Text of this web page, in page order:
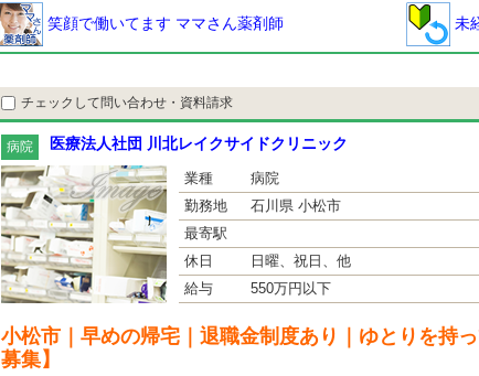
笑顔で働いてます ママさん薬剤師 未
チェックして問い合わせ・資料請求
病院 医療法人社団 川北レイクサイドクリニック
業種
病院
勤務地
石川県 小松市
最寄駅
休日
日曜、祝日、他
給与
550万円以下
小松市｜早めの帰宅｜退職金制度あり｜ゆとりを持
募集】